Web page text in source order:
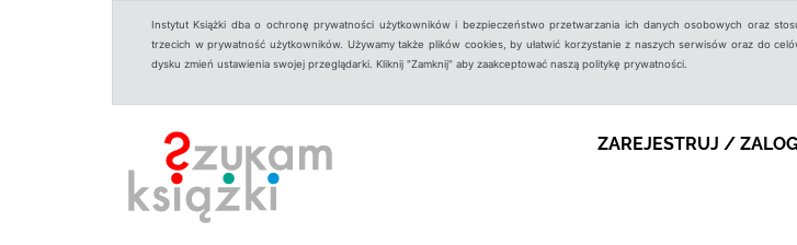
Instytut Książki dba o ochronę prywatności użytkowników i bezpieczeństwo przetwarzania ich danych osobowych oraz
trzecich w prywatność użytkowników. Używamy także plików cookies, by ułatwić korzystanie z naszych serwisów oraz do
dysku zmień ustawienia swojej przeglądarki. Kliknij "Zamknij" aby zaakceptować naszą politykę prywatności.
ZAREJESTRUJ /